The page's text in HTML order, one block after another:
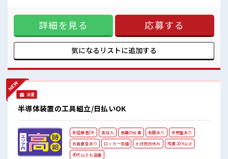
オンオフの切替もできちゃう！
ロッカーあり！
安心してお仕事に集中♪
族や友人と一緒にプライベート満喫！ ≪機能的な制服アリ≫
制服があるので、 毎日の服装の悩み解消♪ ≪未経験の方も大
カンゲイ≫ 新しいことにチャレンジするのは不安だけど、 し
っかり働く環境が整っています！ イチからスキルUP・ステッ
プUP目指していきましょう！ ■職場の雰囲気 女性が多めの職
場です♪ しっかり休める休憩室あり！ オンオフの切替もでき
詳細を見る 応募する
気になるリストに追加する
派遣
半導体装置の工具組立/日払いOK
未経験者OK 高収入 長期の仕事 制服あり
休憩室あり
社員食堂あり
ロッカー完備 土日祝日休み
残業 20H以上
40代以上も活躍